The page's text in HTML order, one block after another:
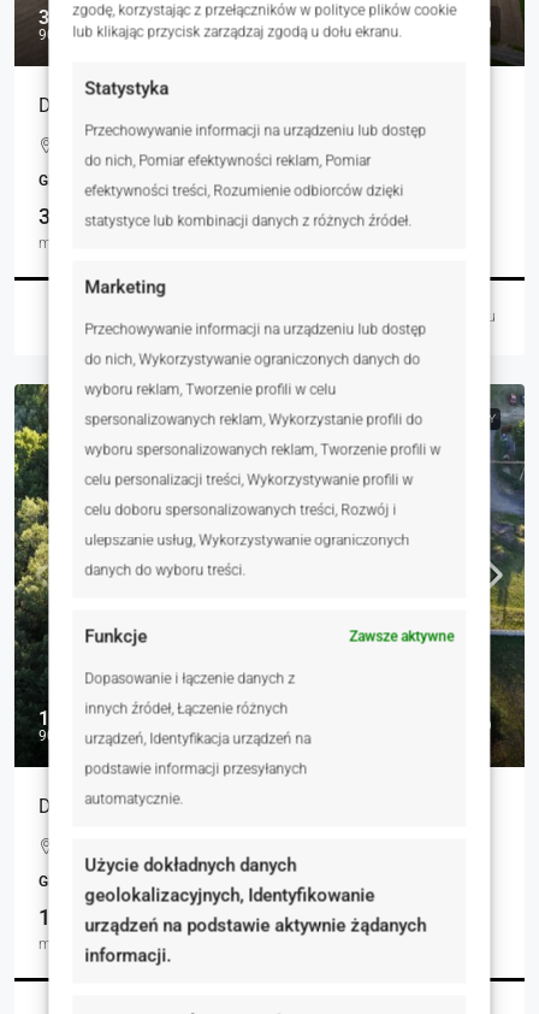
zgodę, korzystając z przełączników w polityce plików cookie
lub klikając przycisk zarządzaj zgodą u dołu ekranu.
Statystyka
Przechowywanie informacji na urządzeniu lub dostęp
do nich, Pomiar efektywności reklam, Pomiar
efektywności treści, Rozumienie odbiorców dzięki
statystyce lub kombinacji danych z różnych źródeł.
Marketing
Przechowywanie informacji na urządzeniu lub dostęp
do nich, Wykorzystywanie ograniczonych danych do
wyboru reklam, Tworzenie profili w celu
spersonalizowanych reklam, Wykorzystanie profili do
wyboru spersonalizowanych reklam, Tworzenie profili w
celu personalizacji treści, Wykorzystywanie profili w
celu doboru spersonalizowanych treści, Rozwój i
ulepszanie usług, Wykorzystywanie ograniczonych
danych do wyboru treści.
Funkcje Zawsze aktywne
Dopasowanie i łączenie danych z
innych źródeł, Łączenie różnych
urządzeń, Identyfikacja urządzeń na
podstawie informacji przesyłanych
automatycznie.
Użycie dokładnych danych
geolokalizacyjnych, Identyfikowanie
urządzeń na podstawie aktywnie żądanych
informacji.
3 425 000 zł
90 zł
Działka Usługowa Na Sprzedaż
GRUNTY
38051.00
m²
2 dni temu
NA SPRZEDAŻ RYNEK WTÓRNY
1 032 300 zł
900 zł
Działka Naramowice Potok Różany
GRUNTY
1147.00
m²